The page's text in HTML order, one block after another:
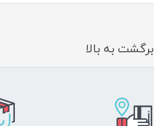
برگشت به بالا